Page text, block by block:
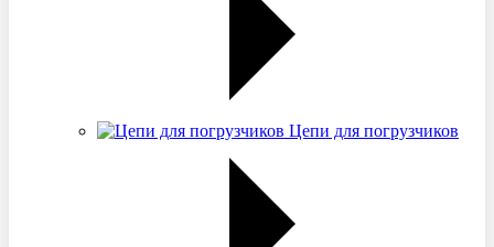
Цепи для погрузчиков